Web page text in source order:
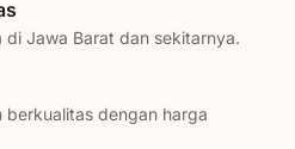
Jawa Barat dan sekitarnya.
berkualitas dengan harga